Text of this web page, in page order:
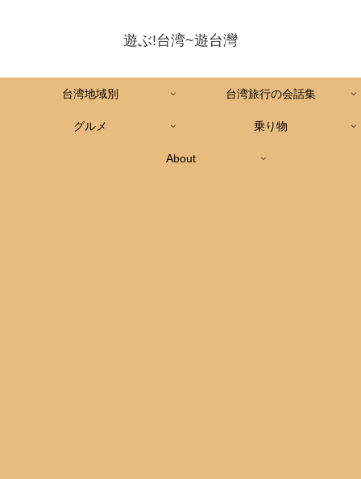
遊ぶ!台湾~遊台灣
台湾地域別 台湾旅行の会話集
グルメ 乗り物
About